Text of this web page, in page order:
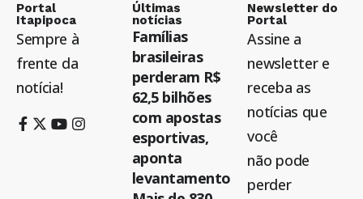
Portal
Itapipoca
Sempre à
frente da
notícia!
Últimas
notícias
Famílias
brasileiras
perderam R$
62,5 bilhões
com apostas
esportivas,
aponta
levantamento
Newsletter do
Portal
Assine a
newsletter e
receba as
notícias que
você
não pode
perder